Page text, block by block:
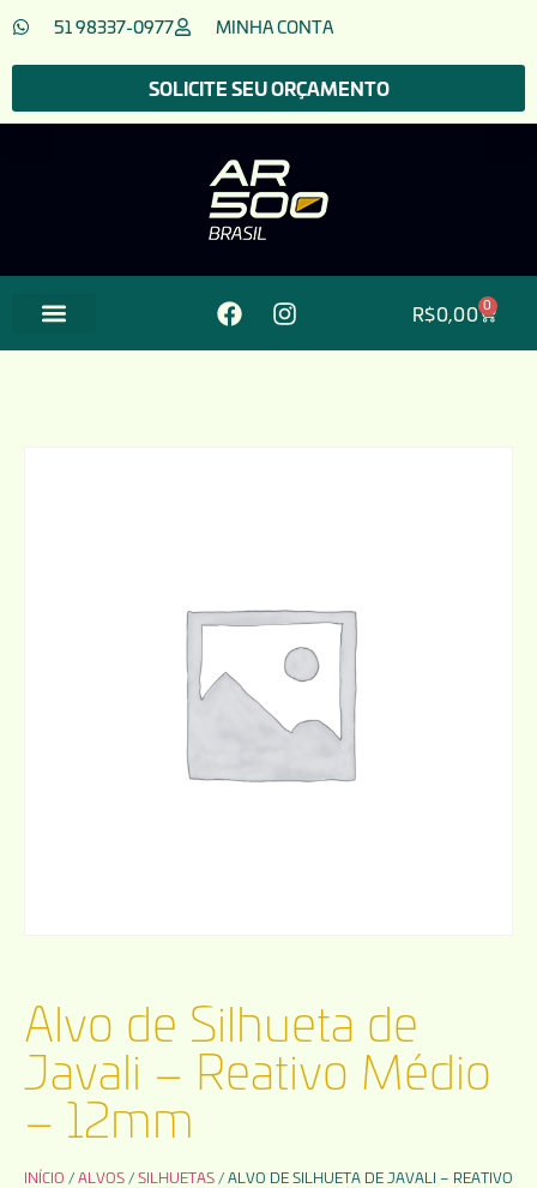
51 98337-0977 MINHA CONTA
SOLICITE SEU ORÇAMENTO
R$0,00 0
Alvo de Silhueta de
Javali – Reativo Médio
– 12mm
INÍCIO /ALVOS /SILHUETAS / ALVO DE SILHUETA DE JAVALI – REATIVO